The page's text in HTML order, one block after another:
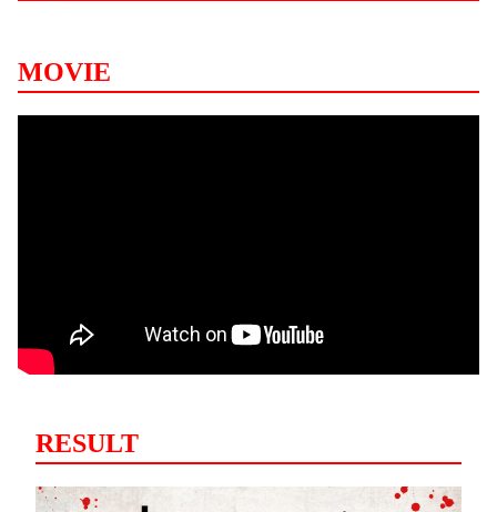
MOVIE
RESULT